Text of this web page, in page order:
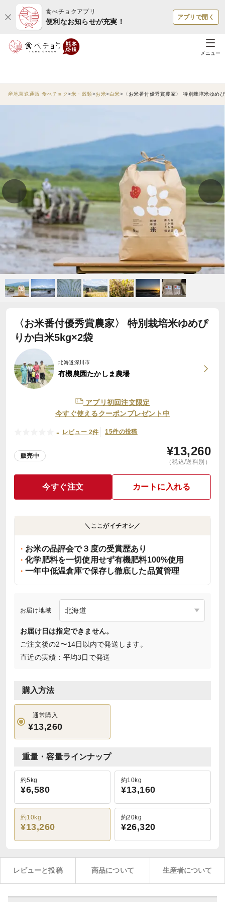
食べチョクアプリ
便利なお知らせが充実！
アプリで開く
メニュー
産地直送通販 食べチョク 米・穀類 お米 白米 〈お米番付優秀賞農家〉 特別栽培米ゆめ
〈お米番付優秀賞農家〉 特別栽培米ゆめぴ
りか白米5kg×2袋
北海道深川市
有機農園たかしま農場
アプリ初回注文限定
今すぐ使えるクーポンプレゼント中
- レビュー 2件 15件の投稿
販売中 ¥13,260
（税込/送料別）
今すぐ注文 カートに入れる
＼ここがイチオシ／
お米の品評会で３度の受賞歴あり
化学肥料を一切使用せず有機肥料100%使用
一年中低温倉庫で保存し徹底した品質管理
お届け地域
お届け日は指定できません。
ご注文後の2〜14日以内で発送します。
直近の実績：平均3日で発送
購入方法
通常購入
¥13,260
重量・容量ラインナップ
約5kg
¥6,580
約10kg
¥13,160
約10kg
¥13,260
約20kg
¥26,320
レビューと投稿 商品について 生産者について